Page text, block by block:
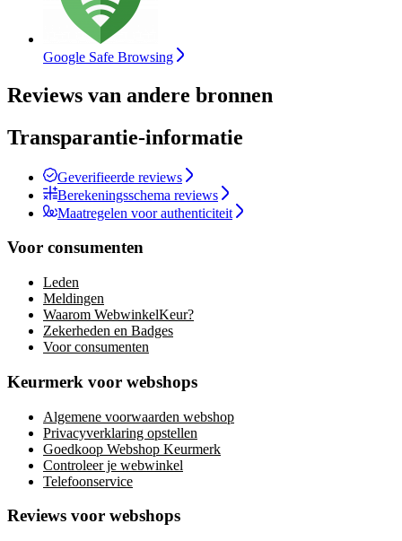
Google Safe Browsing
Reviews van andere bronnen
Transparantie-informatie
Geverifieerde reviews
Berekeningsschema reviews
Maatregelen voor authenticiteit
Voor consumenten
Leden
Meldingen
Waarom WebwinkelKeur?
Zekerheden en Badges
Voor consumenten
Keurmerk voor webshops
Algemene voorwaarden webshop
Privacyverklaring opstellen
Goedkoop Webshop Keurmerk
Controleer je webwinkel
Telefoonservice
Reviews voor webshops